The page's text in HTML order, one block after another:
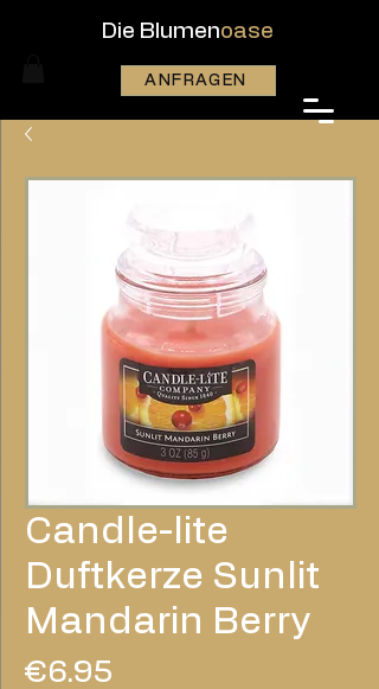
Die Blumenoase
ANFRAGEN
Candle-lite
Duftkerze Sunlit
Mandarin Berry
€6.95